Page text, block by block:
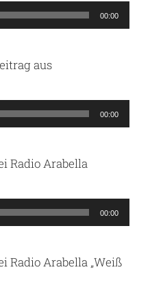
00:00
aus
00:00
Radio Arabella
00:00
Radio Arabella „Weiß